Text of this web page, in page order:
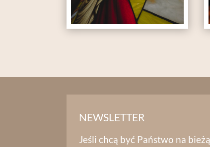
NEWSLETTER
Jeśli chcą być Państwo na